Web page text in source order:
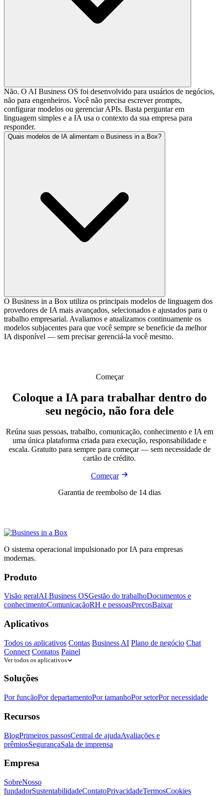
Não. O AI Business OS foi desenvolvido para usuários de negócios,
não para engenheiros. Você não precisa escrever prompts,
configurar modelos ou gerenciar APIs. Basta perguntar em
linguagem simples e a IA usa o contexto da sua empresa para
responder.
Quais modelos de IA alimentam o Business in a Box?
O Business in a Box utiliza os principais modelos de linguagem dos
provedores de IA mais avançados, selecionados e ajustados para o
trabalho empresarial. Avaliamos e atualizamos continuamente os
modelos subjacentes para que você sempre se beneficie da melhor
IA disponível — sem precisar gerenciá-la você mesmo.
Começar
Coloque a IA para trabalhar dentro do
seu negócio, não fora dele
Reúna suas pessoas, trabalho, comunicação, conhecimento e IA em
uma única plataforma criada para execução, responsabilidade e
escala. Gratuito para sempre para começar — sem necessidade de
cartão de crédito.
Começar
Garantia de reembolso de 14 dias
O sistema operacional impulsionado por IA para empresas
modernas.
Produto
Visão geralAI Business OSGestão do trabalhoDocumentos e
conhecimentoComunicaçãoRH e pessoasPreçosBaixar
Aplicativos
Todos os aplicativos Contas Business AI Plano de negócio Chat
Connect Contatos Painel
Ver todos os aplicativos
Soluções
Por funçãoPor departamentoPor tamanhoPor setorPor necessidade
Recursos
BlogPrimeiros passosCentral de ajudaAvaliações e
prêmiosSegurançaSala de imprensa
Empresa
SobreNosso
fundadorSustentabilidadeContatoPrivacidadeTermosCookies